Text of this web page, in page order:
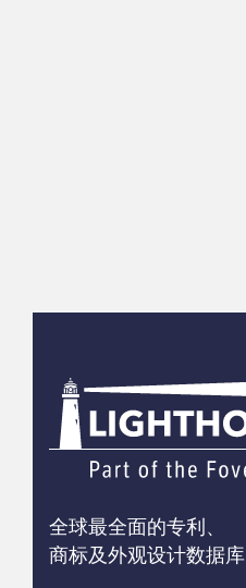
全球最全面的专利、
商标及外观设计数据库